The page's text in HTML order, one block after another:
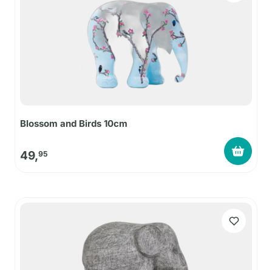
Blossom and Birds 10cm
49,95